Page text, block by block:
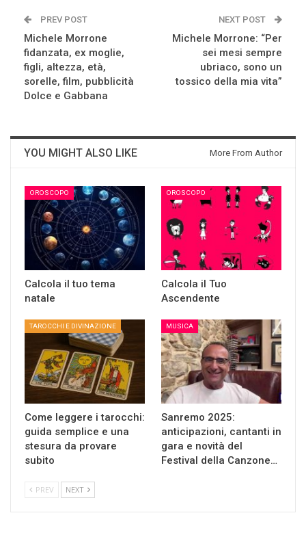
PREV POST
Michele Morrone
fidanzata, ex moglie,
figli, altezza, età,
sorelle, film, pubblicità
Dolce e Gabbana
NEXT POST
Michele Morrone: “Per
sei mesi sempre
ubriaco, sono un
tossico della mia vita”
YOU MIGHT ALSO LIKE More From Author
OROSCOPO
Calcola il tuo tema
natale
OROSCOPO
Calcola il Tuo
Ascendente
TAROCCHI E DIVINAZIONE
Come leggere i tarocchi:
guida semplice e una
stesura da provare
subito
MUSICA
Sanremo 2025:
anticipazioni, cantanti in
gara e novità del
Festival della Canzone…
PREV NEXT